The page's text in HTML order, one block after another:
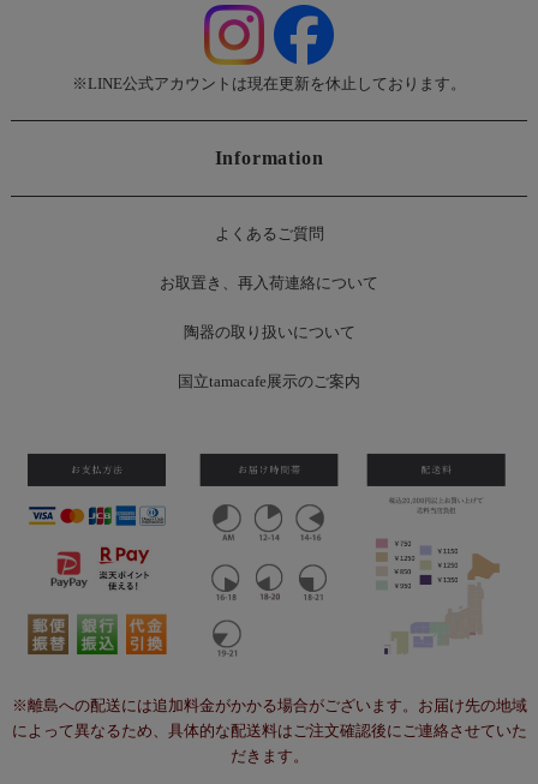
※LINE公式アカウントは現在更新を休止しております。
Information
よくあるご質問
お取置き、再入荷連絡について
陶器の取り扱いについて
国立tamacafe展示のご案内
※離島への配送には追加料金がかかる場合がございます。お届け先の地域
によって異なるため、具体的な配送料はご注文確認後にご連絡させていた
だきます。